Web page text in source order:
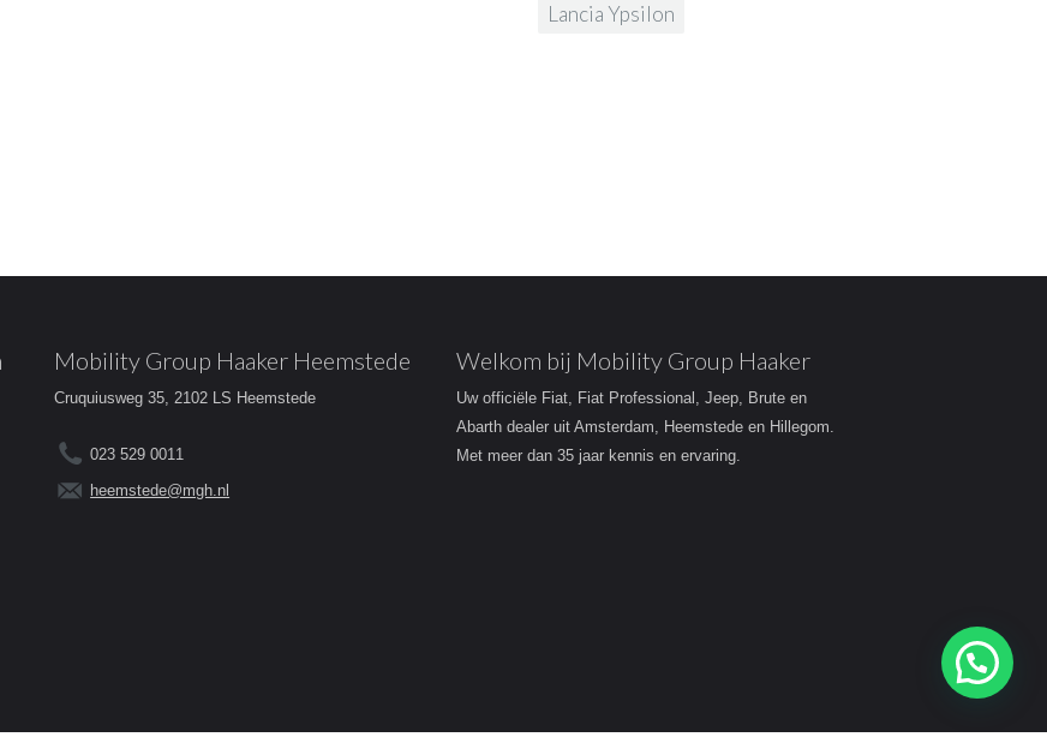
Lancia Ypsilon
Mobility Group Haaker Heemstede
Cruquiusweg 35, 2102 LS Heemstede
023 529 0011
heemstede@mgh.nl
Welkom bij Mobility Group Haaker
Uw officiële Fiat, Fiat Professional, Jeep, Brute en
Abarth dealer uit Amsterdam, Heemstede en Hillegom.
Met meer dan 35 jaar kennis en ervaring.